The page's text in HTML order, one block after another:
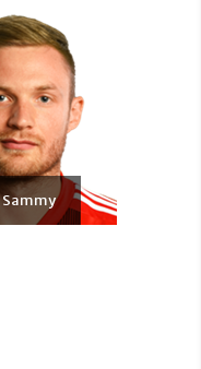
Sammy